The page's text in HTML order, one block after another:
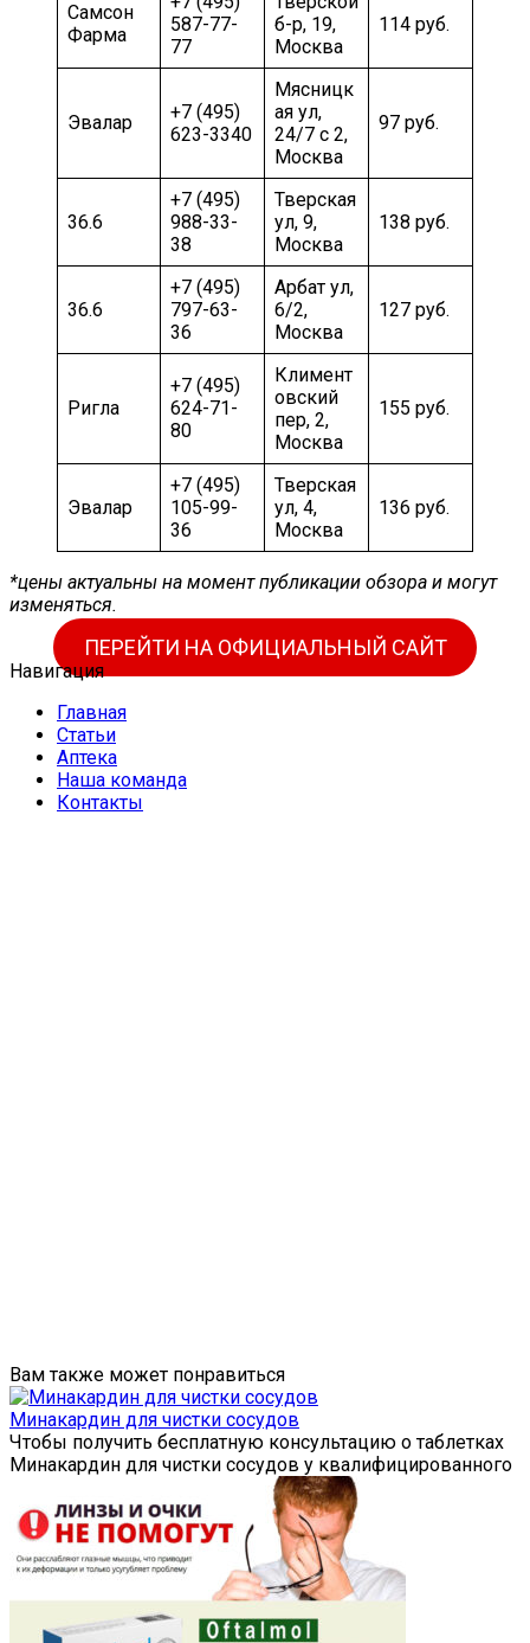
Самсон
Фарма
587-77-
77
б-р, 19,
Москва
114 руб.
Эвалар
+7 (495)
623-3340
Мясницк
ая ул,
24/7 с 2,
Москва
97 руб.
36.6
+7 (495)
988-33-
38
Тверская
ул, 9,
Москва
138 руб.
36.6
+7 (495)
797-63-
36
Арбат ул,
6/2,
Москва
127 руб.
Ригла
+7 (495)
624-71-
80
Климент
овский
пер, 2,
Москва
155 руб.
Эвалар
+7 (495)
105-99-
36
Тверская
ул, 4,
Москва
136 руб.
*цены актуальны на момент публикации обзора и могут
изменяться.
ПЕРЕЙТИ НА ОФИЦИАЛЬНЫЙ САЙТ
Навигация
Главная
Статьи
Аптека
Наша команда
Контакты
Вам также может понравиться
Минакардин для чистки сосудов
Чтобы получить бесплатную консультацию о таблетках
Минакардин для чистки сосудов у квалифицированного